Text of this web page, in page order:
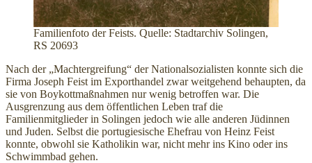
Familienfoto der Feists. Quelle: Stadtarchiv Solingen,
RS 20693
Nach der „Machtergreifung“ der Nationalsozialisten konnte sich die
Firma Joseph Feist im Exporthandel zwar weitgehend behaupten, da
sie von Boykottmaßnahmen nur wenig betroffen war. Die
Ausgrenzung aus dem öffentlichen Leben traf die
Familienmitglieder in Solingen jedoch wie alle anderen Jüdinnen
und Juden. Selbst die portugiesische Ehefrau von Heinz Feist
konnte, obwohl sie Katholikin war, nicht mehr ins Kino oder ins
Schwimmbad gehen.